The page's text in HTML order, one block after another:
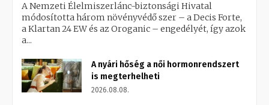
A Nemzeti Élelmiszerlánc-biztonsági Hivatal
módosította három növényvédő szer – a Decis Forte,
a Klartan 24 EW és az Oroganic – engedélyét, így azok
a...
A nyári hőség a női hormonrendszert
is megterhelheti
2026.08.08.